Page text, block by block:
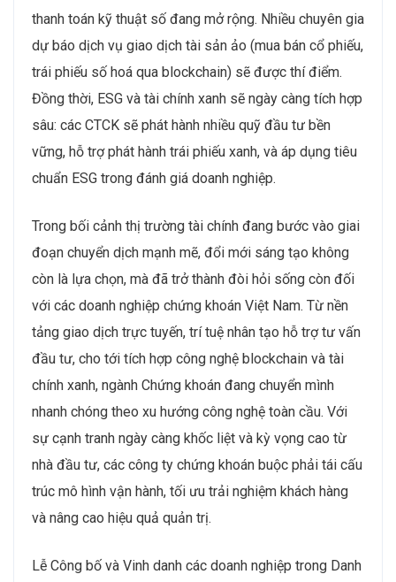
thanh toán kỹ thuật số đang mở rộng. Nhiều chuyên gia
dự báo dịch vụ giao dịch tài sản ảo (mua bán cổ phiếu,
trái phiếu số hoá qua blockchain) sẽ được thí điểm.
Đồng thời, ESG và tài chính xanh sẽ ngày càng tích hợp
sâu: các CTCK sẽ phát hành nhiều quỹ đầu tư bền
vững, hỗ trợ phát hành trái phiếu xanh, và áp dụng tiêu
chuẩn ESG trong đánh giá doanh nghiệp.
Trong bối cảnh thị trường tài chính đang bước vào giai
đoạn chuyển dịch mạnh mẽ, đổi mới sáng tạo không
còn là lựa chọn, mà đã trở thành đòi hỏi sống còn đối
với các doanh nghiệp chứng khoán Việt Nam. Từ nền
tảng giao dịch trực tuyến, trí tuệ nhân tạo hỗ trợ tư vấn
đầu tư, cho tới tích hợp công nghệ blockchain và tài
chính xanh, ngành Chứng khoán đang chuyển mình
nhanh chóng theo xu hướng công nghệ toàn cầu. Với
sự cạnh tranh ngày càng khốc liệt và kỳ vọng cao từ
nhà đầu tư, các công ty chứng khoán buộc phải tái cấu
trúc mô hình vận hành, tối ưu trải nghiệm khách hàng
và nâng cao hiệu quả quản trị.
Lễ Công bố và Vinh danh các doanh nghiệp trong Danh